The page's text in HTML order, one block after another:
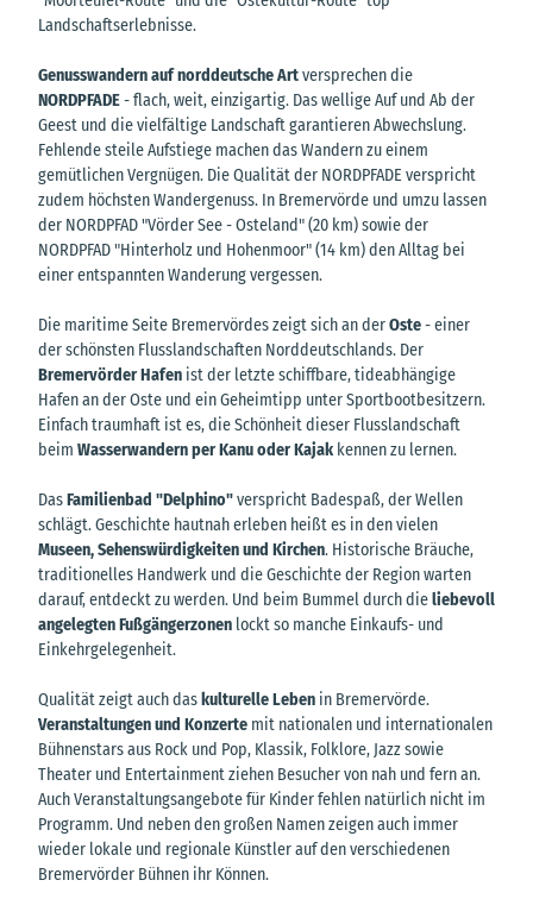
Landschaftserlebnisse.
Genusswandern auf norddeutsche Artversprechen die
NORDPFADE- flach, weit, einzigartig. Das wellige Auf und Ab der
Geest und die vielfältige Landschaft garantieren Abwechslung.
Fehlende steile Aufstiege machen das Wandern zu einem
gemütlichen Vergnügen. Die Qualität der NORDPFADE verspricht
zudem höchsten Wandergenuss. In Bremervörde und umzu lassen
der NORDPFAD "Vörder See - Osteland" (20 km) sowie der
NORDPFAD "Hinterholz und Hohenmoor" (14 km) den Alltag bei
einer entspannten Wanderung vergessen.
Die maritime Seite Bremervördes zeigt sich an derOste- einer
der schönsten Flusslandschaften Norddeutschlands. Der
Bremervörder Hafen ist der letzte schiffbare, tideabhängige
Hafen an der Oste und ein Geheimtipp unter Sportbootbesitzern.
Einfach traumhaft ist es, die Schönheit dieser Flusslandschaft
beim Wasserwandern per Kanu oder Kajak kennen zu lernen.
DasFamilienbad "Delphino"verspricht Badespaß, der Wellen
schlägt. Geschichte hautnah erleben heißt es in den vielen
Museen, Sehenswürdigkeiten und Kirchen. Historische Bräuche,
traditionelles Handwerk und die Geschichte der Region warten
darauf, entdeckt zu werden. Und beim Bummel durch dieliebevoll
angelegten Fußgängerzonen lockt so manche Einkaufs- und
Einkehrgelegenheit.
Qualität zeigt auch das kulturelle Leben in Bremervörde.
Veranstaltungen und Konzerte mit nationalen und internationalen
Bühnenstars aus Rock und Pop, Klassik, Folklore, Jazz sowie
Theater und Entertainment ziehen Besucher von nah und fern an.
Auch Veranstaltungsangebote für Kinder fehlen natürlich nicht im
Programm. Und neben den großen Namen zeigen auch immer
wieder lokale und regionale Künstler auf den verschiedenen
Bremervörder Bühnen ihr Können.